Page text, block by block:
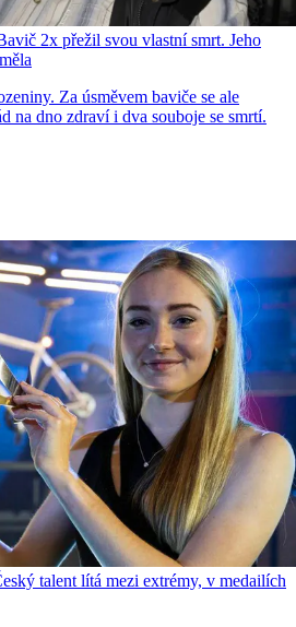
2x přežil svou vlastní smrt. Jeho
Za úsměvem baviče se ale
na dno zdraví i dva souboje se smrtí.
talent lítá mezi extrémy, v medailích